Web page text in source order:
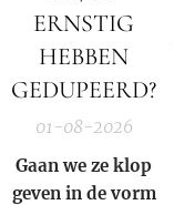
ERNSTIG
HEBBEN
GEDUPEERD?
01-08-2026
Gaan we ze klop
geven in de vorm